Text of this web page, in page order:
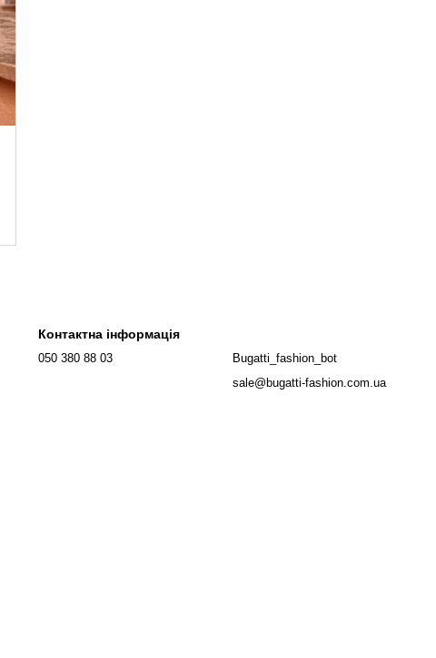
Контактна інформація
050 380 88 03
Bugatti_fashion_bot
sale@bugatti-fashion.com.ua